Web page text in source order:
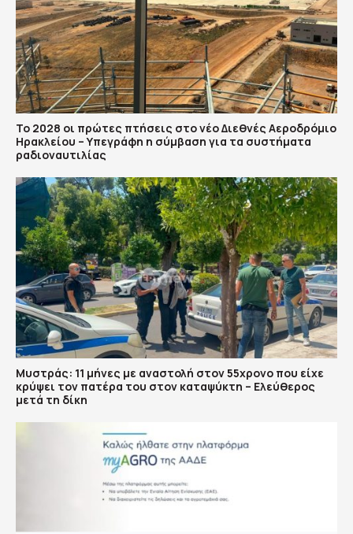
Το 2028 οι πρώτες πτήσεις στο νέο Διεθνές Αεροδρόμιο
Ηρακλείου – Υπεγράφη η σύμβαση για τα συστήματα
ραδιοναυτιλίας
Μυστράς: 11 μήνες με αναστολή στον 55χρονο που είχε
κρύψει τον πατέρα του στον καταψύκτη – Ελεύθερος
μετά τη δίκη